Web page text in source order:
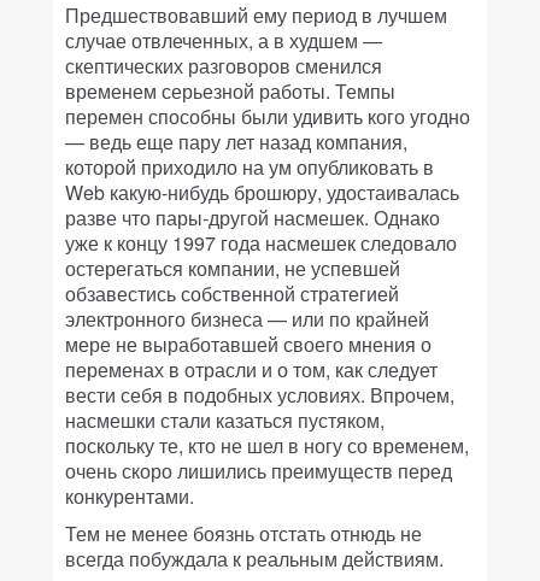
Предшествовавший ему период в лучшем
случае отвлеченных, а в худшем —
скептических разговоров сменился
временем серьезной работы. Темпы
перемен способны были удивить кого угодно
— ведь еще пару лет назад компания,
которой приходило на ум опубликовать в
Web какую-нибудь брошюру, удостаивалась
разве что пары-другой насмешек. Однако
уже к концу 1997 года насмешек следовало
остерегаться компании, не успевшей
обзавестись собственной стратегией
электронного бизнеса — или по крайней
мере не выработавшей своего мнения о
переменах в отрасли и о том, как следует
вести себя в подобных условиях. Впрочем,
насмешки стали казаться пустяком,
поскольку те, кто не шел в ногу со временем,
очень скоро лишились преимуществ перед
конкурентами.
Тем не менее боязнь отстать отнюдь не
всегда побуждала к реальным действиям.